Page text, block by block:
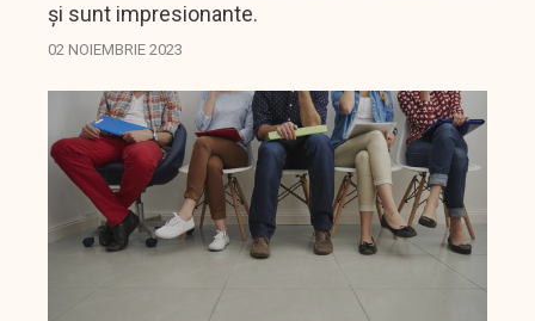
și sunt impresionante.
02 NOIEMBRIE 2023